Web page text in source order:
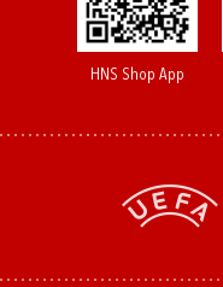
HNS Shop App